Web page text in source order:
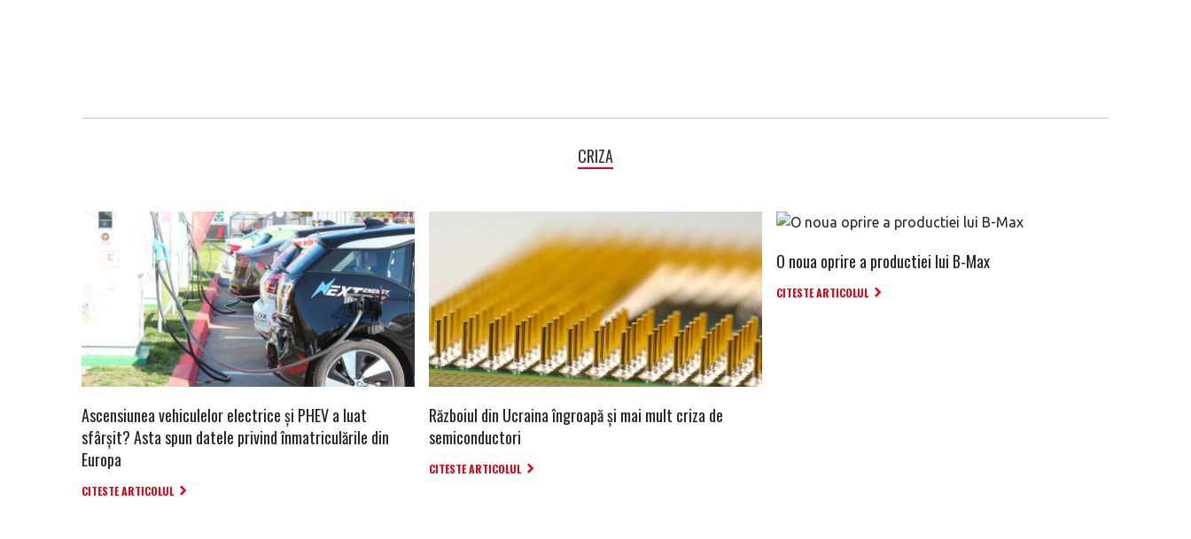
CRIZA
Ascensiunea vehiculelor electrice și PHEV a luat
sfârșit? Asta spun datele privind înmatriculările din
Europa
CITESTE ARTICOLUL
Războiul din Ucraina îngroapă și mai mult criza de
semiconductori
CITESTE ARTICOLUL
O noua oprire a productiei lui B-Max
CITESTE ARTICOLUL